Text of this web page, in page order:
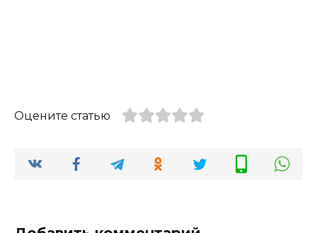
Оцените статью